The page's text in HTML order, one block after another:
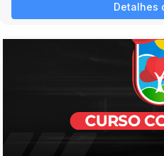
Detalhes